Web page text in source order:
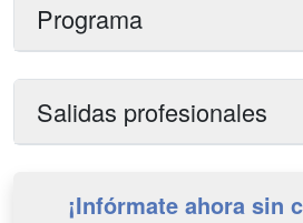
Programa
Salidas profesionales
¡Infórmate ahora sin